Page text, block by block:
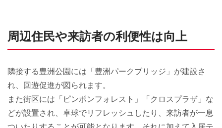
周辺住民や来訪者の利便性は向上
隣接する豊洲公園には「豊洲パークブリッジ」が建設さ
れ、回遊促進が図られます。
また街区には「ピンポンフォレスト」「クロスプラザ」な
どが設置され、卓球でリフレッシュしたり、来訪者が一息